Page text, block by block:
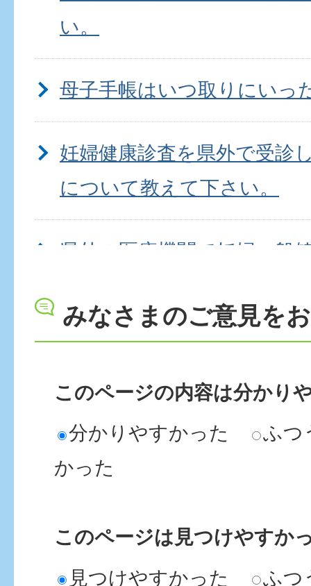
い。
母子手帳はいつ取りにいっ
妊婦健康診査を県外で受診
について教えて下さい。
県外の医療機関で妊婦一般
よいですか。
初めての妊娠・出産で不安
妊娠
新生児訪問
みなさまのご意見を
このページの内容は分かり
分かりやすかった
ふつ
かった
このページは見つけやすか
見つけやすかった
ふつ